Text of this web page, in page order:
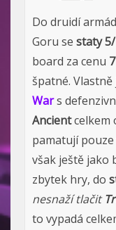
Do druidí
Goru se staty
board za cenu
špatné.
Wars
Ancientcelkem
pamatují
však ještě jako
zbytek hry, do
nesnaží tlačit
to vypadá